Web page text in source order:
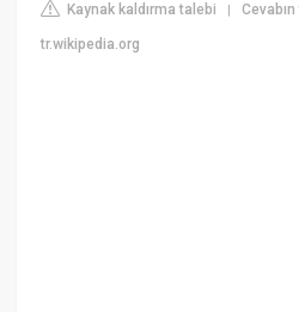
Kaynak kaldırma talebi |
tr.wikipedia.org